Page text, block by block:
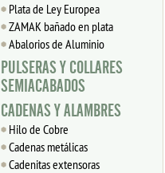
Plata de Ley Europea
ZAMAK bañado en plata
Abalorios de Aluminio
PULSERAS Y COLLARES
SEMIACABADOS
CADENAS Y ALAMBRES
Hilo de Cobre
Cadenas metálicas
Cadenitas extensoras